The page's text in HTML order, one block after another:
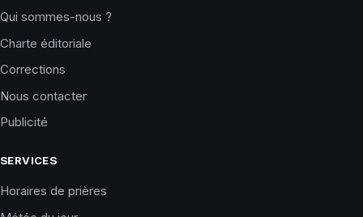
Qui sommes-nous ?
Charte éditoriale
Corrections
Nous contacter
Publicité
SERVICES
Horaires de prières